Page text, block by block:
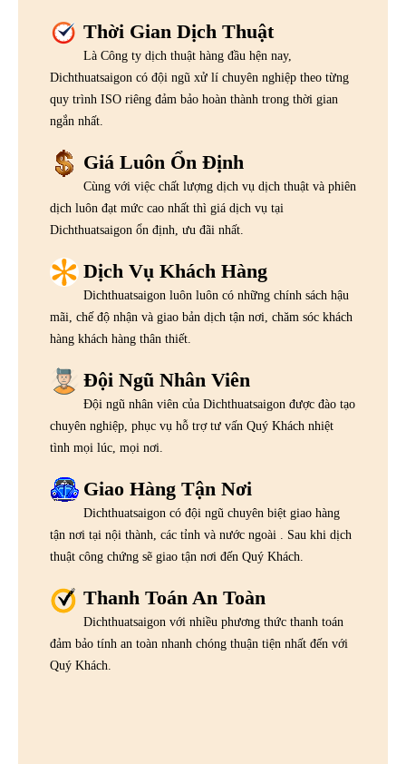
Thời Gian Dịch Thuật
Là Công ty dịch thuật hàng đầu hện nay,
Dichthuatsaigon có đội ngũ xử lí chuyên nghiệp theo từng
quy trình ISO riêng đảm bảo hoàn thành trong thời gian
ngắn nhất.
Giá Luôn Ổn Định
Cùng với việc chất lượng dịch vụ dịch thuật và phiên
dịch luôn đạt mức cao nhất thì giá dịch vụ tại
Dichthuatsaigon ổn định, ưu đãi nhất.
Dịch Vụ Khách Hàng
Dichthuatsaigon luôn luôn có những chính sách hậu
mãi, chế độ nhận và giao bản dịch tận nơi, chăm sóc khách
hàng khách hàng thân thiết.
Đội Ngũ Nhân Viên
Đội ngũ nhân viên của Dichthuatsaigon được đào tạo
chuyên nghiệp, phục vụ hỗ trợ tư vấn Quý Khách nhiệt
tình mọi lúc, mọi nơi.
Giao Hàng Tận Nơi
Dichthuatsaigon có đội ngũ chuyên biệt giao hàng
tận nơi tại nội thành, các tỉnh và nước ngoài . Sau khi dịch
thuật công chứng sẽ giao tận nơi đến Quý Khách.
Thanh Toán An Toàn
Dichthuatsaigon với nhiều phương thức thanh toán
đảm bảo tính an toàn nhanh chóng thuận tiện nhất đến với
Quý Khách.